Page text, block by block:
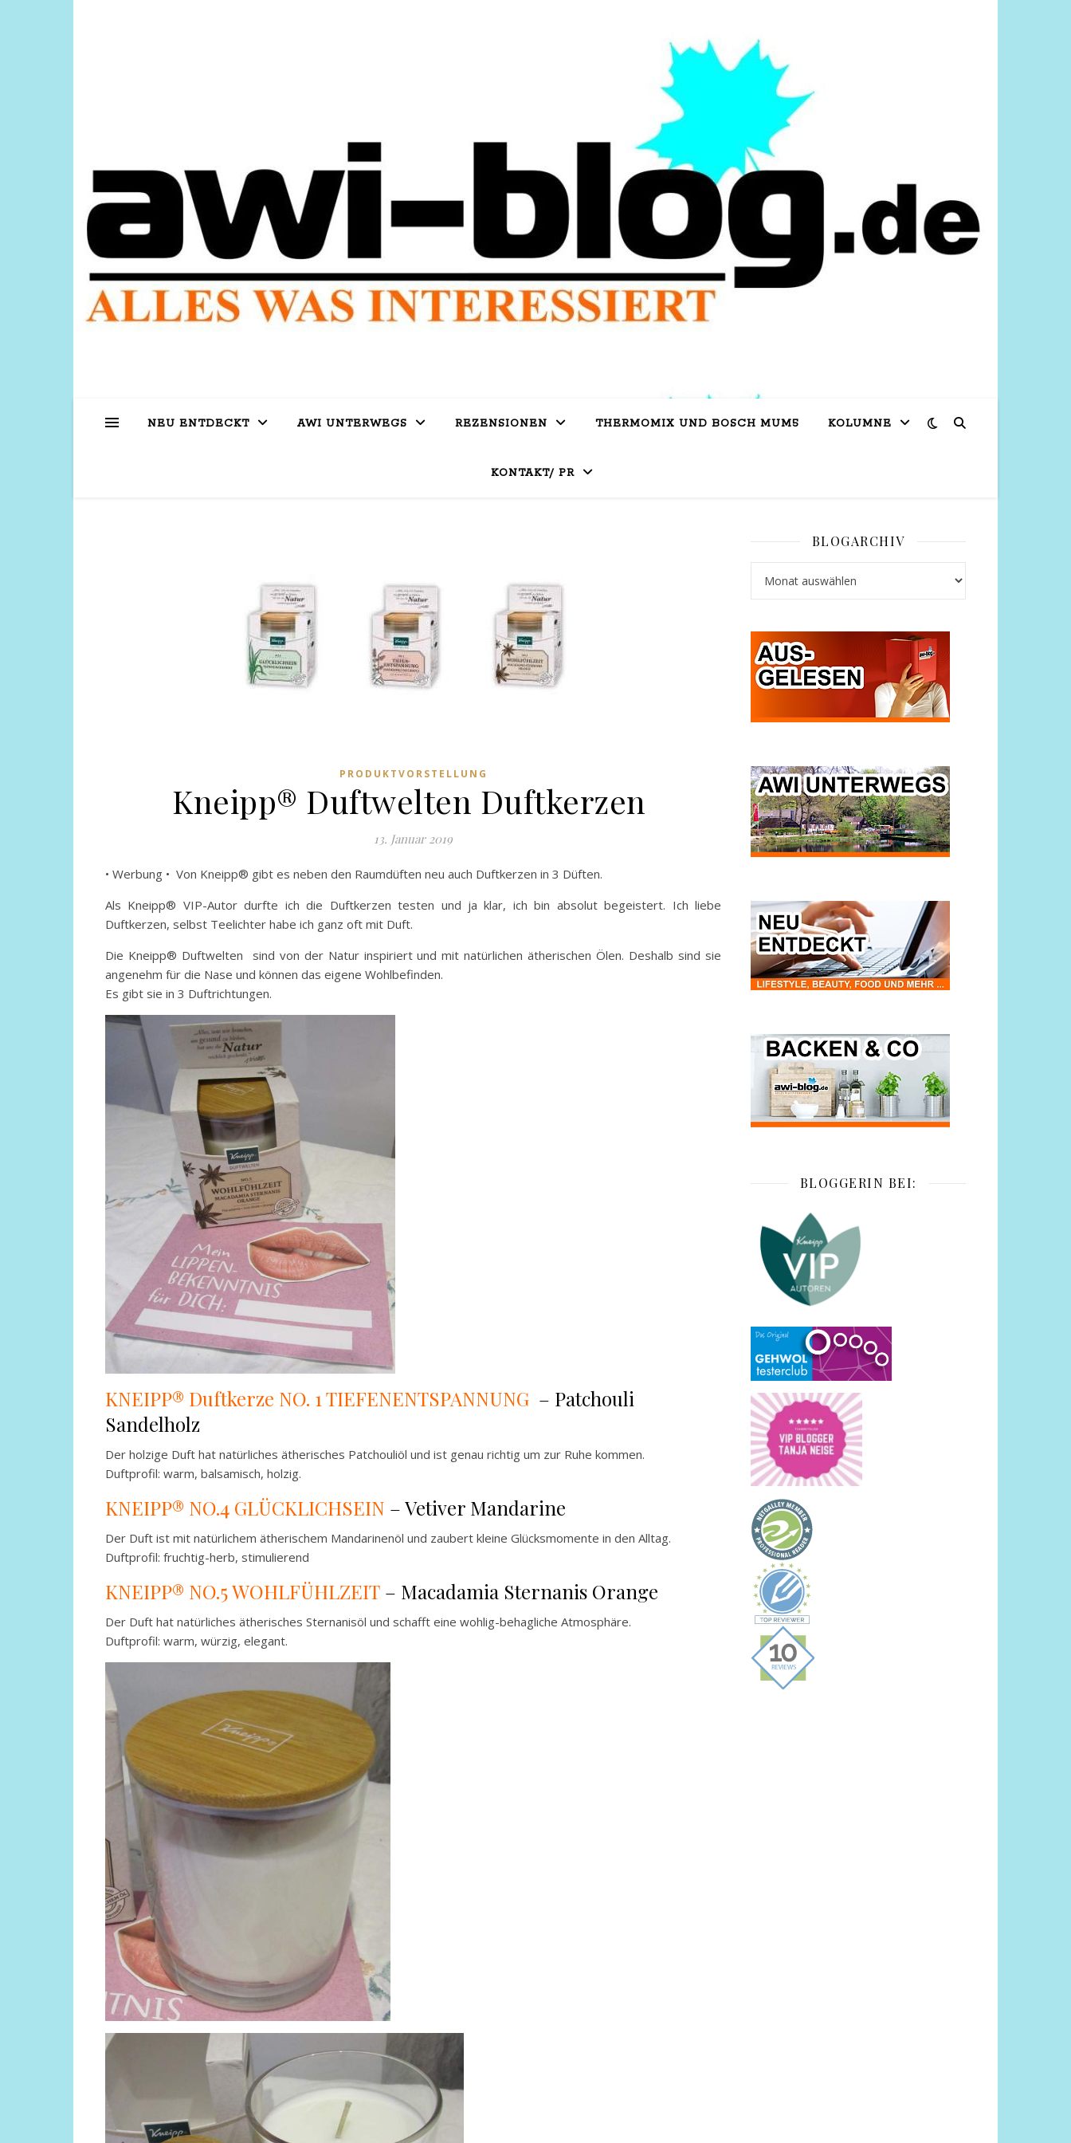
NEU ENTDECKT AWI UNTERWEGS REZENSIONEN THERMOMIX UND BOSCH MUM5 KOLUMNE
KONTAKT/ PR
PRODUKTVORSTELLUNG
Kneipp® Duftwelten Duftkerzen
13. Januar 2019
• Werbung • Von Kneipp® gibt es neben den Raumdüften neu auch Duftkerzen in 3 Düften.
Als Kneipp® VIP-Autor durfte ich die Duftkerzen testen und ja klar, ich bin absolut begeistert. Ich liebe
Duftkerzen, selbst Teelichter habe ich ganz oft mit Duft.
Die Kneipp® Duftwelten sind von der Natur inspiriert und mit natürlichen ätherischen Ölen. Deshalb sind sie
angenehm für die Nase und können das eigene Wohlbefinden.
Es gibt sie in 3 Duftrichtungen.
KNEIPP® Duftkerze NO. 1 TIEFENENTSPANNUNG – Patchouli
Sandelholz
Der holzige Duft hat natürliches ätherisches Patchouliöl und ist genau richtig um zur Ruhe kommen.
Duftprofil: warm, balsamisch, holzig.
KNEIPP® NO.4 GLÜCKLICHSEIN – Vetiver Mandarine
Der Duft ist mit natürlichem ätherischem Mandarinenöl und zaubert kleine Glücksmomente in den Alltag.
Duftprofil: fruchtig-herb, stimulierend
KNEIPP® NO.5 WOHLFÜHLZEIT – Macadamia Sternanis Orange
Der Duft hat natürliches ätherisches Sternanisöl und schafft eine wohlig-behagliche Atmosphäre.
Duftprofil: warm, würzig, elegant.
BLOGARCHIV
BLOGGERIN BEI: